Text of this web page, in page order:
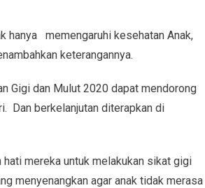
hanya memengaruhi kesehatan Anak,
keterangannya.
Gigi dan Mulut 2020 dapat mendorong
Dan berkelanjutan diterapkan di
mereka untuk melakukan sikat gigi
menyenangkan agar anak tidak merasa